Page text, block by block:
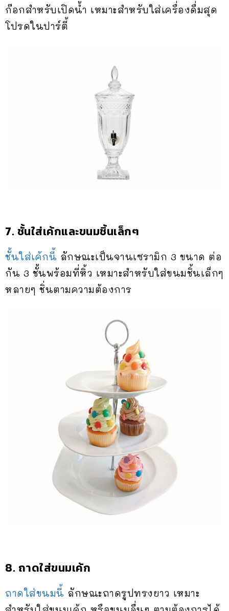
ก๊อกสำหรับเปิดน้ำ เหมาะสำหรับใส่เครื่องดื่มสุด
โปรดในปาร์ตี้
7. ชั้นใส่เค้กและขนมชิ้นเล็กๆ
ชั้นใส่เค้กนี้ ลักษณะเป็นจานเซรามิก 3 ขนาด ต่อ
กัน 3 ชั้นพร้อมที่หิ้ว เหมาะสำหรับใส่ขนมชิ้นเล็กๆ
หลายๆ ชิ่นตามความต้องการ
8. ถาดใส่ขนมเค้ก
ถาดใส่ขนมนี้ ลักษณะถาดรูปทรงยาว เหมาะ